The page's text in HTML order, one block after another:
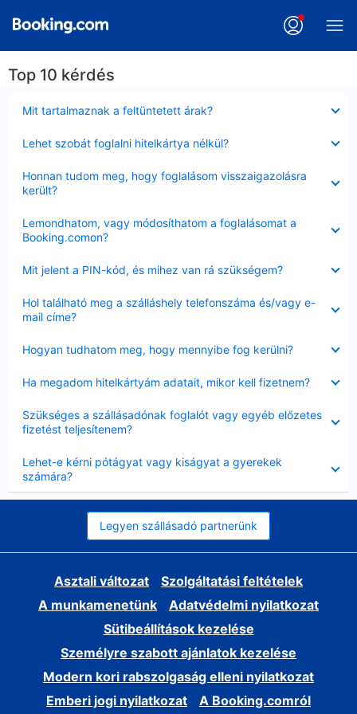
Top 10 kérdés
Mit tartalmaznak a feltüntetett árak?
Lehet szobát foglalni hitelkártya nélkül?
Honnan tudom meg, hogy foglalásom visszaigazolásra
került?
Lemondhatom, vagy módosíthatom a foglalásomat a
Booking.comon?
Mit jelent a PIN-kód, és mihez van rá szükségem?
Hol található meg a szálláshely telefonszáma és/vagy e-
mail címe?
Hogyan tudhatom meg, hogy mennyibe fog kerülni?
Ha megadom hitelkártyám adatait, mikor kell fizetnem?
Szükséges a szállásadónak foglalót vagy egyéb előzetes
fizetést teljesítenem?
Lehet-e kérni pótágyat vagy kiságyat a gyerekek
számára?
Legyen szállásadó partnerünk
Asztali változat
Szolgáltatási feltételek
A munkamenetünk
Adatvédelmi nyilatkozat
Sütibeállítások kezelése
Személyre szabott ajánlatok kezelése
Modern kori rabszolgaság elleni nyilatkozat
Emberi jogi nyilatkozat
A Booking.comról